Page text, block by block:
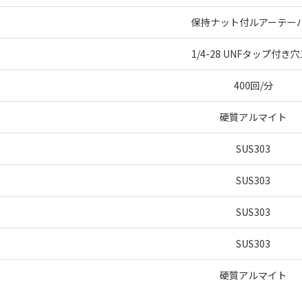
保持ナット付ルアーテー
1/4-28 UNFタップ付き
400回/分
硬質アルマイト
SUS303
SUS303
SUS303
SUS303
硬質アルマイト